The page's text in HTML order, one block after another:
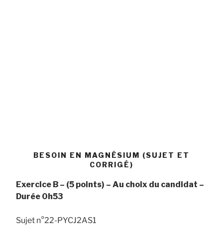
BESOIN EN MAGNÉSIUM (SUJET ET
CORRIGÉ)
Exercice B – (5 points) – Au choix du candidat –
Durée 0h53
Sujet n°22-PYCJ2AS1